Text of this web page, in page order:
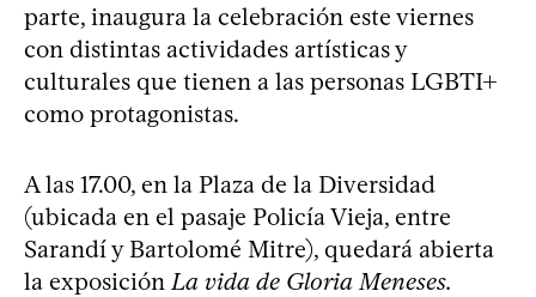
parte, inaugura la celebración este viernes
con distintas actividades artísticas y
culturales que tienen a las personas LGBTI+
como protagonistas.
A las 17.00, en la Plaza de la Diversidad
(ubicada en el pasaje Policía Vieja, entre
Sarandí y Bartolomé Mitre), quedará abierta
la exposición La vida de Gloria Meneses.